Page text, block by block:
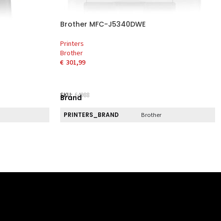
Brother MFC-J5340DWE
Printers
Brother
€ 301,99
SKU:64988
Brand
PRINTERS_BRAND Brother